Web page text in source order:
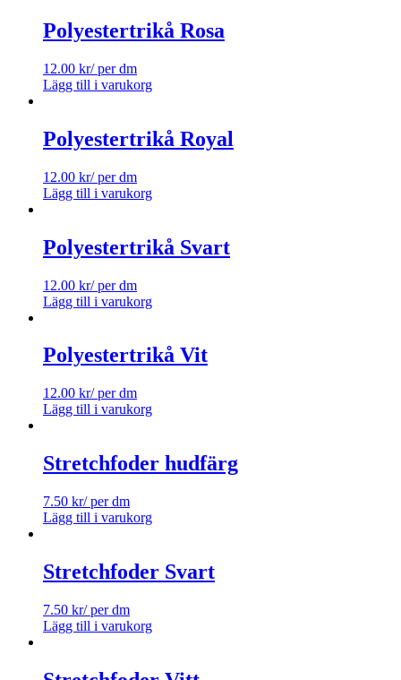
Polyestertrikå Rosa
12.00 kr/ per dm
Lägg till i varukorg
Polyestertrikå Royal
12.00 kr/ per dm
Lägg till i varukorg
Polyestertrikå Svart
12.00 kr/ per dm
Lägg till i varukorg
Polyestertrikå Vit
12.00 kr/ per dm
Lägg till i varukorg
Stretchfoder hudfärg
7.50 kr/ per dm
Lägg till i varukorg
Stretchfoder Svart
7.50 kr/ per dm
Lägg till i varukorg